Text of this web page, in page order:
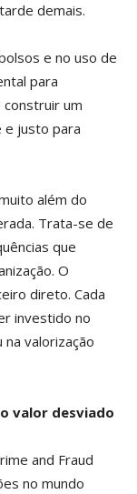
demais.
e no uso de
para
um
e justo para
além do
Trata-se de
que
O
direto. Cada
investido no
valorização
valor desviado
and Fraud
no mundo